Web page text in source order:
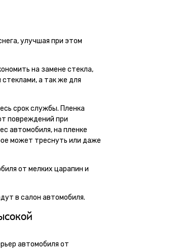
улучшая при этом
на замене стекла,
а так же для
срок службы. Пленка
повреждений при
автомобиля, на пленке
может треснуть или даже
от мелких царапин и
в салон автомобиля.
автомобиля от